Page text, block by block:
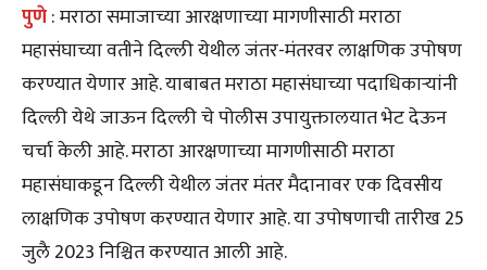
पुणे: मराठा समाजाच्या आरक्षणाच्या मागणीसाठी मराठा
महासंघाच्या वतीने दिल्ली येथील जंतर-मंतरवर लाक्षणिक उपोषण
करण्यात येणार आहे. याबाबत मराठा महासंघाच्या पदाधिकाऱ्यांनी
दिल्ली येथे जाऊन दिल्ली चे पोलीस उपायुक्तालयात भेट देऊन
चर्चा केली आहे. मराठा आरक्षणाच्या मागणीसाठी मराठा
महासंघाकडून दिल्ली येथील जंतर मंतर मैदानावर एक दिवसीय
लाक्षणिक उपोषण करण्यात येणार आहे. या उपोषणाची तारीख 25
जुलै 2023 निश्चित करण्यात आली आहे.